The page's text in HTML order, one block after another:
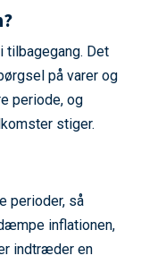
tilbagegang. Det
på varer og
periode, og
stiger.
perioder, så
inflationen,
indtræder en